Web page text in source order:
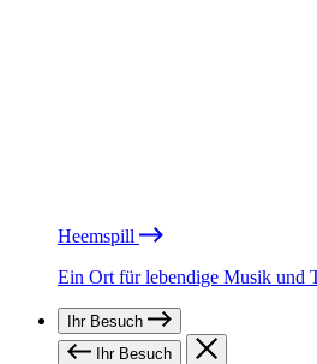
Heemspill
Ein Ort für lebendige Musik und
Ihr Besuch
Ihr Besuch